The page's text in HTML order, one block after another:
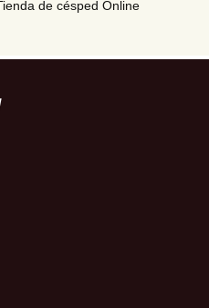
de césped Online